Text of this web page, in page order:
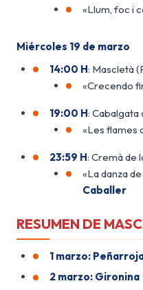
«Llum, foc i
Miércoles 19 de marzo
14:00 H: Mascletà
«Crecendo
19:00 H: Cabalgata
«Les flames
23:59 H: Cremà de
«La danza
Caballer
RESUMEN DE
1 marzo:
2 marzo: Gironina